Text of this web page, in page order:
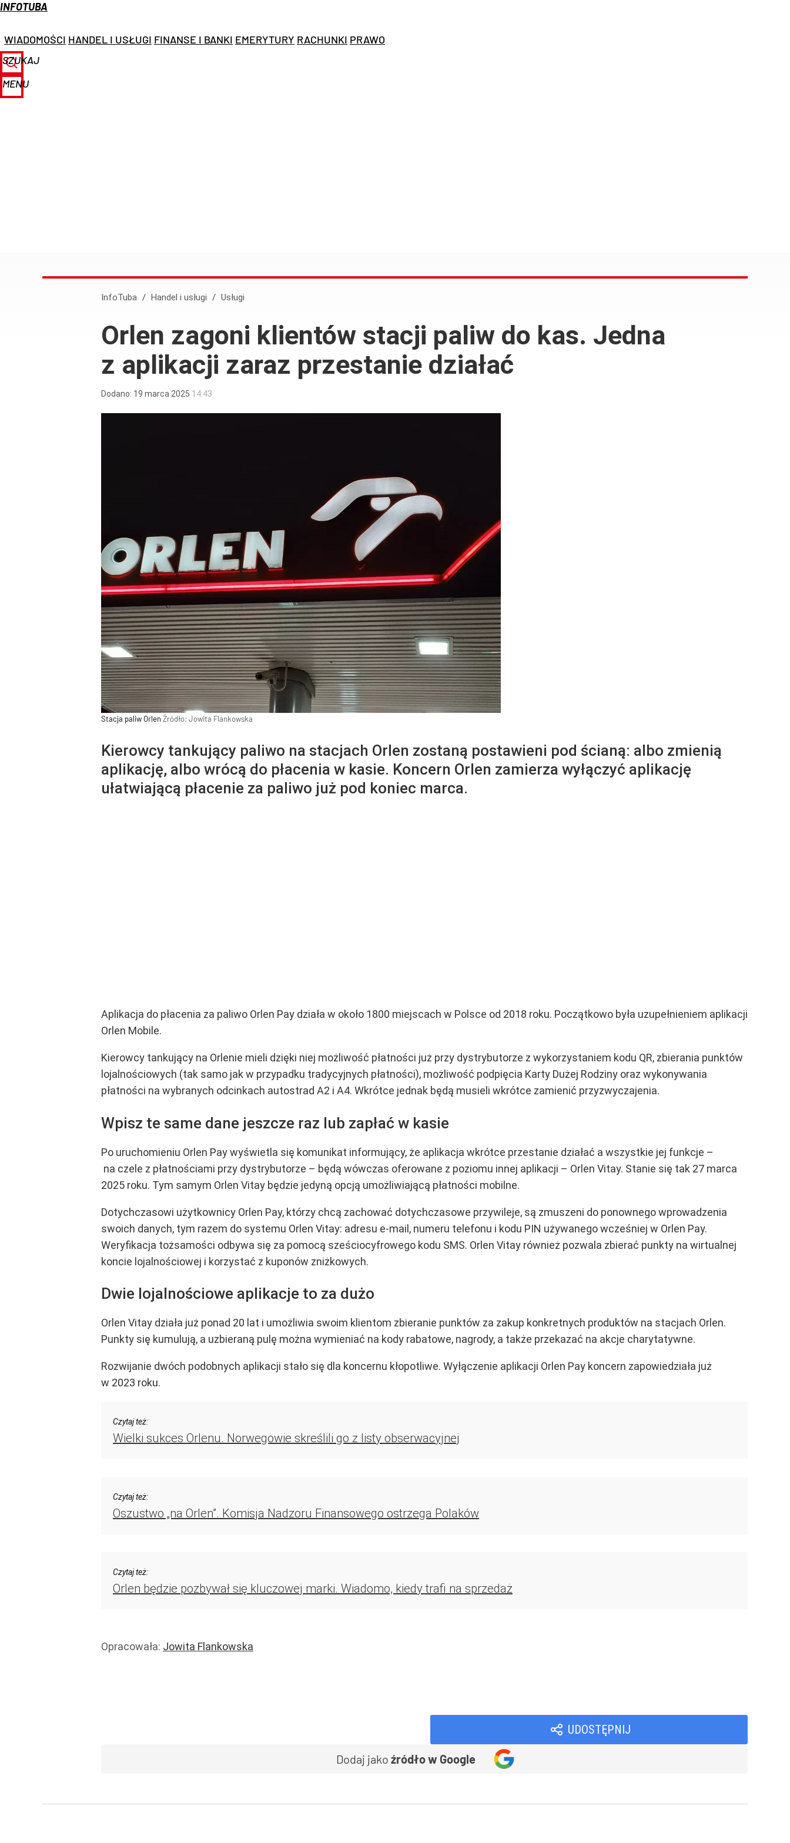
INFOTUBA
WIADOMOŚCI HANDEL I USŁUGI FINANSE I BANKI EMERYTURY RACHUNKI PRAWO
SZUKAJ
MENU
InfoTuba / Handel i usługi / Usługi
Orlen zagoni klientów stacji paliw do kas. Jedna
z aplikacji zaraz przestanie działać
Dodano: 19 marca 2025 14:43
Stacja paliw Orlen Źródło: Jowita Flankowska
Kierowcy tankujący paliwo na stacjach Orlen zostaną postawieni pod ścianą: albo zmienią
aplikację, albo wrócą do płacenia w kasie. Koncern Orlen zamierza wyłączyć aplikację
ułatwiającą płacenie za paliwo już pod koniec marca.
Aplikacja do płacenia za paliwo Orlen Pay działa w około 1800 miejscach w Polsce od 2018 roku. Początkowo była uzupełnieniem aplikacji
Orlen Mobile.
Kierowcy tankujący na Orlenie mieli dzięki niej możliwość płatności już przy dystrybutorze z wykorzystaniem kodu QR, zbierania punktów
lojalnościowych (tak samo jak w przypadku tradycyjnych płatności), możliwość podpięcia Karty Dużej Rodziny oraz wykonywania
płatności na wybranych odcinkach autostrad A2 i A4. Wkrótce jednak będą musieli wkrótce zamienić przyzwyczajenia.
Wpisz te same dane jeszcze raz lub zapłać w kasie
Po uruchomieniu Orlen Pay wyświetla się komunikat informujący, że aplikacja wkrótce przestanie działać a wszystkie jej funkcje –
na czele z płatnościami przy dystrybutorze – będą wówczas oferowane z poziomu innej aplikacji – Orlen Vitay. Stanie się tak 27 marca
2025 roku. Tym samym Orlen Vitay będzie jedyną opcją umożliwiającą płatności mobilne.
Dotychczasowi użytkownicy Orlen Pay, którzy chcą zachować dotychczasowe przywileje, są zmuszeni do ponownego wprowadzenia
swoich danych, tym razem do systemu Orlen Vitay: adresu e-mail, numeru telefonu i kodu PIN używanego wcześniej w Orlen Pay.
Weryfikacja tożsamości odbywa się za pomocą sześciocyfrowego kodu SMS. Orlen Vitay również pozwala zbierać punkty na wirtualnej
koncie lojalnościowej i korzystać z kuponów zniżkowych.
Dwie lojalnościowe aplikacje to za dużo
Orlen Vitay działa już ponad 20 lat i umożliwia swoim klientom zbieranie punktów za zakup konkretnych produktów na stacjach Orlen.
Punkty się kumulują, a uzbieraną pulę można wymieniać na kody rabatowe, nagrody, a także przekazać na akcje charytatywne.
Rozwijanie dwóch podobnych aplikacji stało się dla koncernu kłopotliwe. Wyłączenie aplikacji Orlen Pay koncern zapowiedziała już
w 2023 roku.
Czytaj też:
Wielki sukces Orlenu. Norwegowie skreślili go z listy obserwacyjnej
Czytaj też:
Oszustwo „na Orlen”. Komisja Nadzoru Finansowego ostrzega Polaków
Czytaj też:
Orlen będzie pozbywał się kluczowej marki. Wiadomo, kiedy trafi na sprzedaż
Opracowała: Jowita Flankowska
UDOSTĘPNIJ
Dodaj jako źródło w Google